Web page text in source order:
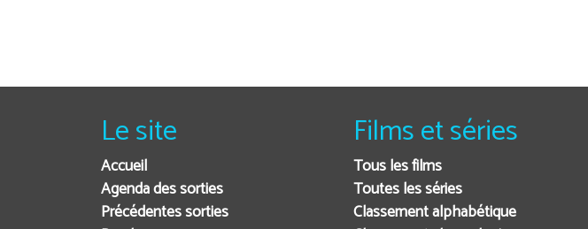
Le site
Accueil
Agenda des sorties
Précédentes sorties
Films et séries
Tous les films
Toutes les séries
Classement alphabétique